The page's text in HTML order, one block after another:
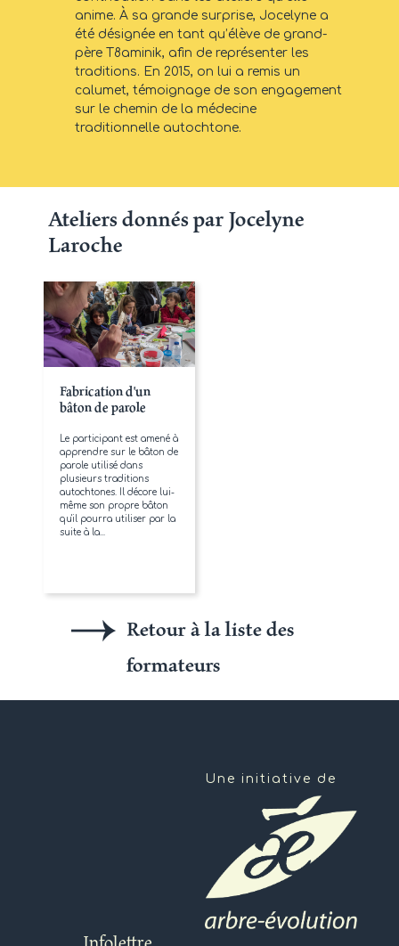
anime. À sa grande surprise, Jocelyne a
été désignée en tant qu’élève de grand-
père T8aminik, afin de représenter les
traditions. En 2015, on lui a remis un
calumet, témoignage de son engagement
sur le chemin de la médecine
traditionnelle autochtone.
Ateliers donnés par Jocelyne
Laroche
Fabrication d'un
bâton de parole
Le participant est amené à
apprendre sur le bâton de
parole utilisé dans
plusieurs traditions
autochtones. Il décore lui-
même son propre bâton
qu'il pourra utiliser par la
suite à la...
Retour à la liste des
formateurs
Une initiative de